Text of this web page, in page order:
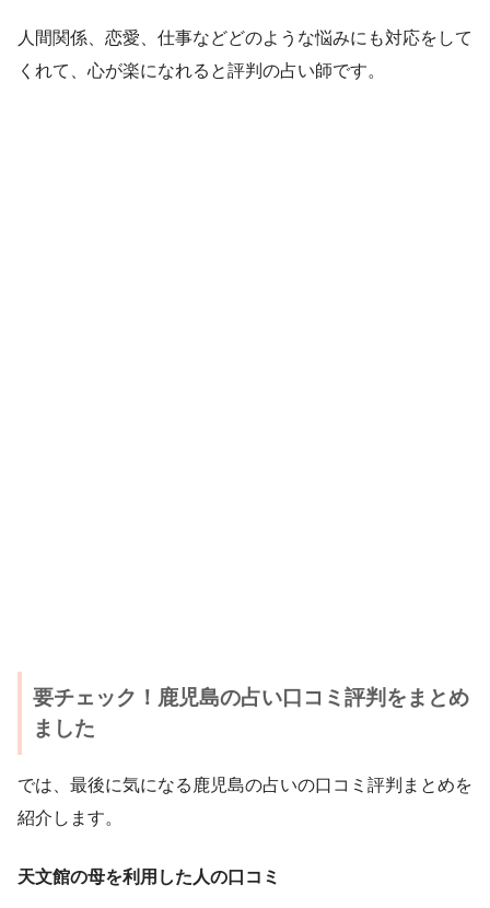
人間関係、恋愛、仕事などどのような悩みにも対応をして
くれて、心が楽になれると評判の占い師です。
要チェック！鹿児島の占い口コミ評判をまとめ
ました
では、最後に気になる鹿児島の占いの口コミ評判まとめを
紹介します。
天文館の母を利用した人の口コミ